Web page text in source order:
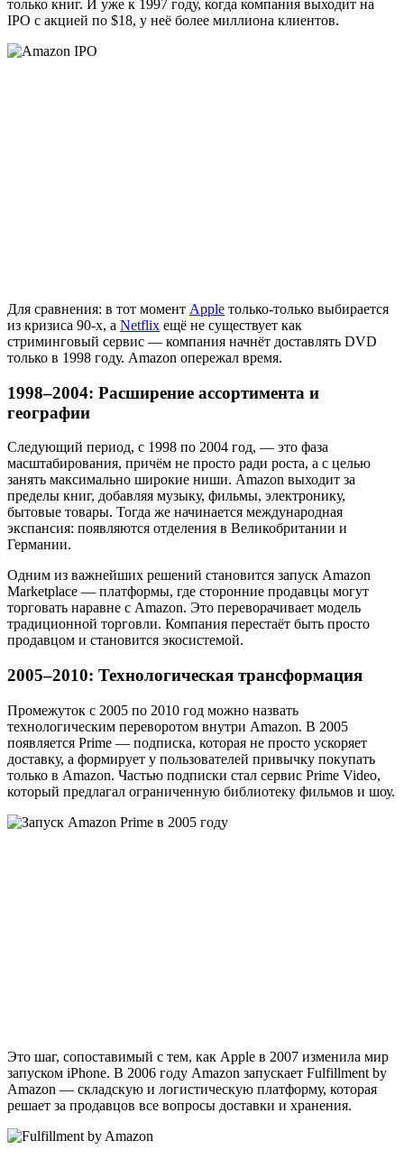
только книг. И уже к 1997 году, когда компания выходит на
IPO с акцией по $18, у неё более миллиона клиентов.
Для сравнения: в тот момент Apple только-только выбирается
из кризиса 90-х, а Netflix ещё не существует как
стриминговый сервис — компания начнёт доставлять DVD
только в 1998 году. Amazon опережал время.
1998–2004: Расширение ассортимента и
географии
Следующий период, с 1998 по 2004 год, — это фаза
масштабирования, причём не просто ради роста, а с целью
занять максимально широкие ниши. Amazon выходит за
пределы книг, добавляя музыку, фильмы, электронику,
бытовые товары. Тогда же начинается международная
экспансия: появляются отделения в Великобритании и
Германии.
Одним из важнейших решений становится запуск Amazon
Marketplace — платформы, где сторонние продавцы могут
торговать наравне с Amazon. Это переворачивает модель
традиционной торговли. Компания перестаёт быть просто
продавцом и становится экосистемой.
2005–2010: Технологическая трансформация
Промежуток с 2005 по 2010 год можно назвать
технологическим переворотом внутри Amazon. В 2005
появляется Prime — подписка, которая не просто ускоряет
доставку, а формирует у пользователей привычку покупать
только в Amazon. Частью подписки стал сервис Prime Video,
который предлагал ограниченную библиотеку фильмов и шоу.
Это шаг, сопоставимый с тем, как Apple в 2007 изменила мир
запуском iPhone. В 2006 году Amazon запускает Fulfillment by
Amazon — складскую и логистическую платформу, которая
решает за продавцов все вопросы доставки и хранения.